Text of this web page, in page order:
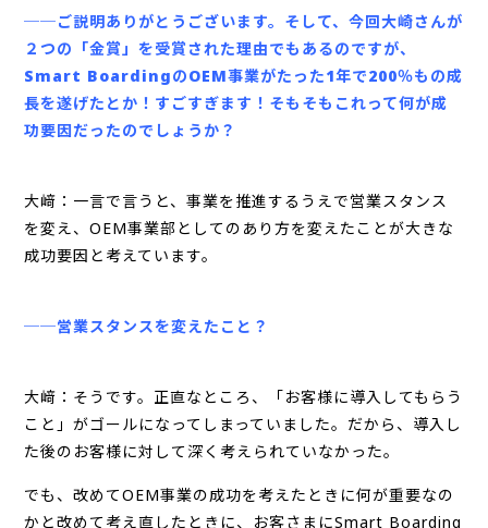
──ご説明ありがとうございます。そして、今回大崎さんが
２つの「金賞」を受賞された理由でもあるのですが、
Smart BoardingのOEM事業がたった1年で200％もの成
長を遂げたとか！すごすぎます！そもそもこれって何が成
功要因だったのでしょうか？
大﨑：一言で言うと、事業を推進するうえで営業スタンス
を変え、OEM事業部としてのあり方を変えたことが大きな
成功要因と考えています。
──営業スタンスを変えたこと？
大﨑：そうです。正直なところ、「お客様に導入してもらう
こと」がゴールになってしまっていました。だから、導入し
た後のお客様に対して深く考えられていなかった。
でも、改めてOEM事業の成功を考えたときに何が重要なの
かと改めて考え直したときに、お客さまにSmart Boarding